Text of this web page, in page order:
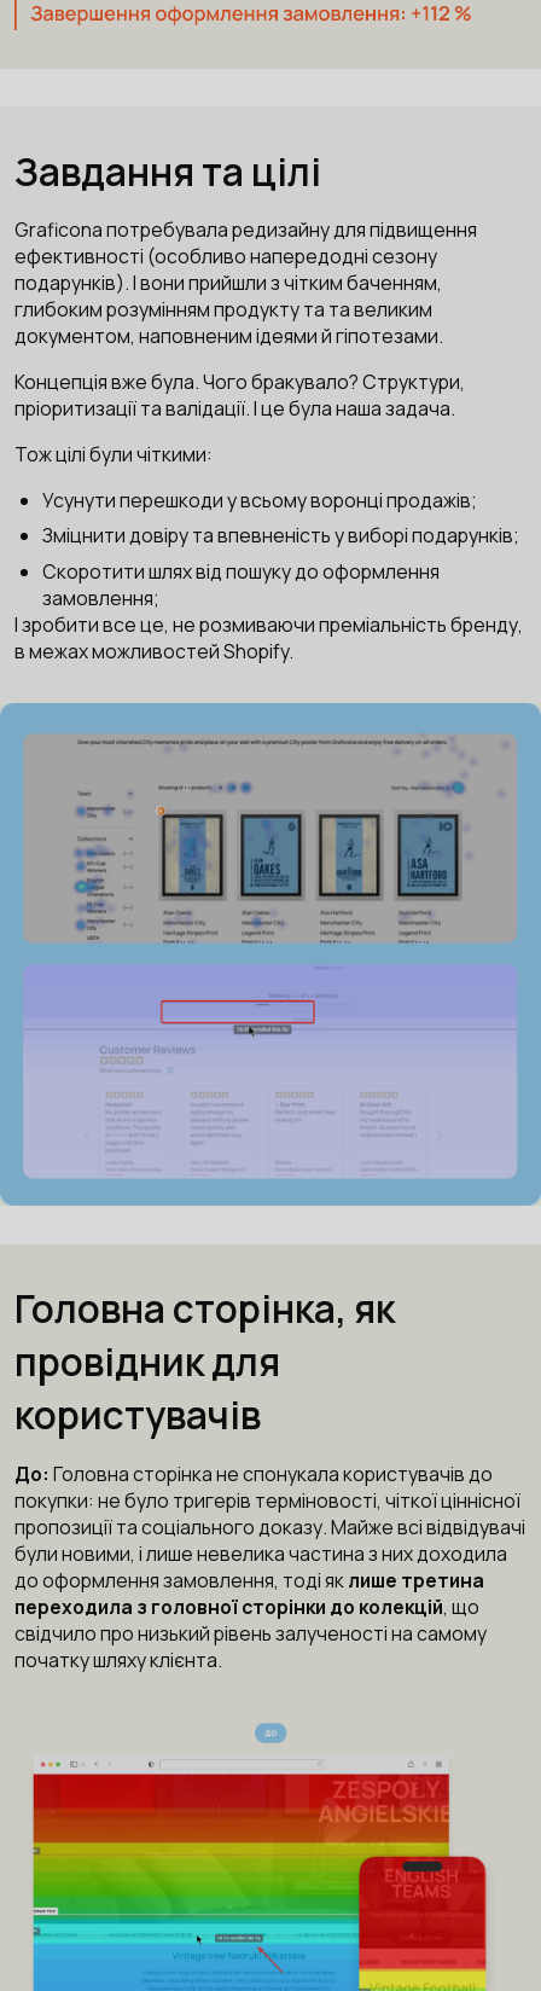
Завдання та цілі
Graficona потребувала редизайну для підвищення
ефективності (особливо напередодні сезону
подарунків). І вони прийшли з чітким баченням,
глибоким розумінням продукту та та великим
документом, наповненим ідеями й гіпотезами.
Концепція вже була. Чого бракувало? Структури,
пріоритизації та валідації. І це була наша задача.
Тож цілі були чіткими:
Усунути перешкоди у всьому воронці продажів;
Зміцнити довіру та впевненість у виборі подарунків;
Скоротити шлях від пошуку до оформлення
замовлення;
І зробити все це, не розмиваючи преміальність бренду,
в межах можливостей Shopify.
Головна сторінка, як
провідник для
користувачів
До: Головна сторінка не спонукала користувачів до
покупки: не було тригерів терміновості, чіткої ціннісної
пропозиції та соціального доказу. Майже всі відвідувачі
були новими, і лише невелика частина з них доходила
до оформлення замовлення, тоді яклише третина
переходила з головної сторінки до колекцій, що
свідчило про низький рівень залученості на самому
початку шляху клієнта.